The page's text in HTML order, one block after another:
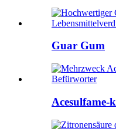
Guar Gum
Acesulfame-k